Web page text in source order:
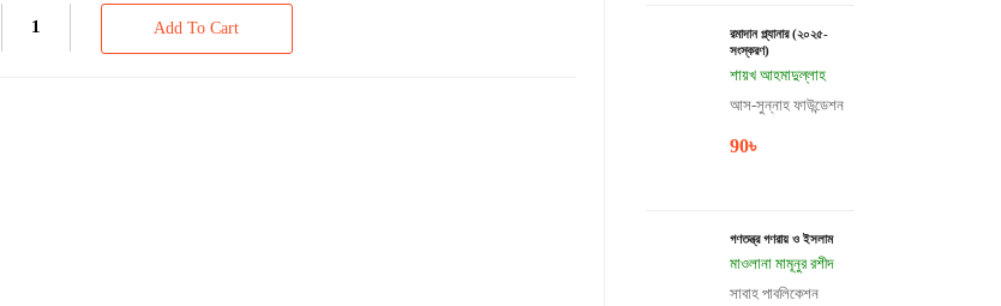
রমাদান প্ল্যানার (২০২৫-
সংস্করণ)
শায়খ আহমাদুল্লাহ
আস-সুন্নাহ ফাউন্ডেশন
90৳
গণতন্ত্র গণরায় ও ইসলাম
মাওলানা মামূনুর রশীদ
সাবাহ পাবলিকেশন
Add To Cart